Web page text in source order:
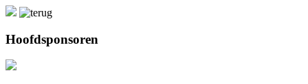
Hoofdsponsoren